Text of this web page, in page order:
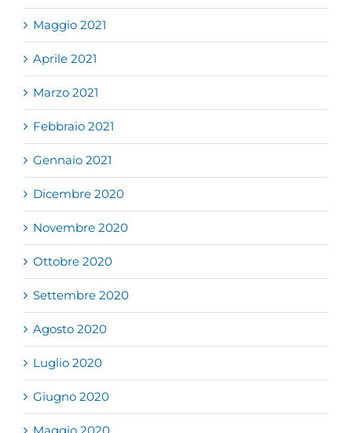
Maggio 2021
Aprile 2021
Marzo 2021
Febbraio 2021
Gennaio 2021
Dicembre 2020
Novembre 2020
Ottobre 2020
Settembre 2020
Agosto 2020
Luglio 2020
Giugno 2020